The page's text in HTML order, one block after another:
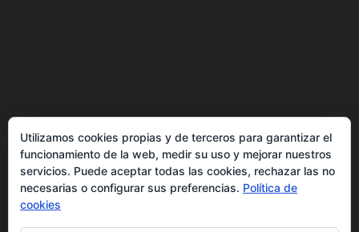
Política de cookies
Más información sobre las cookies
Inicio
Política de privacidad
Utilizamos cookies propias y de terceros para garantizar el
funcionamiento de la web, medir su uso y mejorar nuestros
servicios. Puede aceptar todas las cookies, rechazar las no
necesarias o configurar sus preferencias. Política de
cookies